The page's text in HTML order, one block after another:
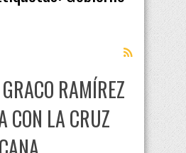
RAMÍREZ
CON LA CRUZ